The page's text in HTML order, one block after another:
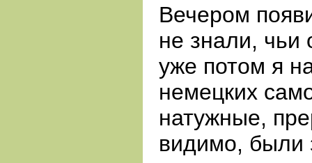
Вечером
не знали, чьи
уже потом я
немецких
натужные,
видимо, были